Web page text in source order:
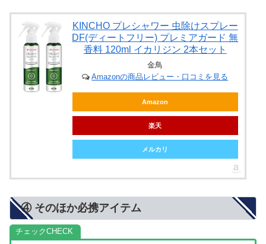
KINCHO プレシャワー 虫除けスプレー
DF(ディートフリー) プレミアガード 無
香料 120ml イカリジン 2本セット
金鳥
Amazonの商品レビュー・口コミを見る
Amazon
楽天
メルカリ
④ そのほか必携アイテム
チェック